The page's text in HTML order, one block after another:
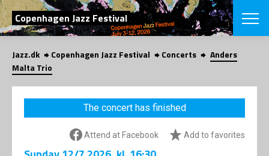
SEARCH
Copenhagen Jazz Festival
Danish
CHOOSE
VINTERJAZZ
Themes
LOCATIONS
Jazz.dk Copenhagen Jazz Festival Concerts
Anders
Malta Trio
The concert has finished
Attend at Facebook Add to favorites